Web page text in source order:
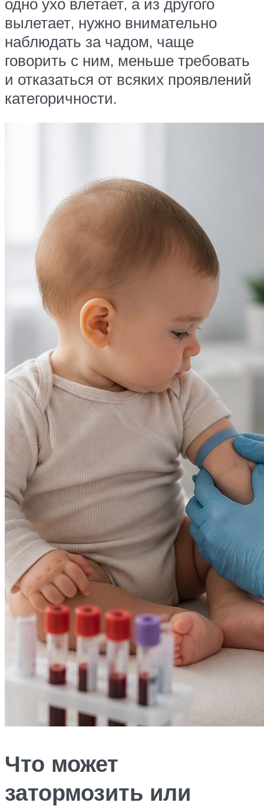
вылетает, нужно внимательно
наблюдать за чадом, чаще
говорить с ним, меньше требовать
и отказаться от всяких проявлений
категоричности.
Что может
затормозить или